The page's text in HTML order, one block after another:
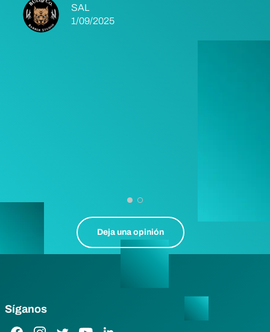
SAL
1/09/2025
Deja una opinión
Síganos
Enlace de Facebook
Enlace de Instagram
Enlace de Twitter
Enlace de YouTube
Enlace de LinkedIn